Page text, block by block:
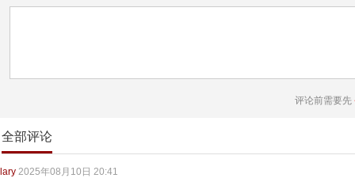
评论前需要先
全部评论
lary 2025年08月10日 20:41